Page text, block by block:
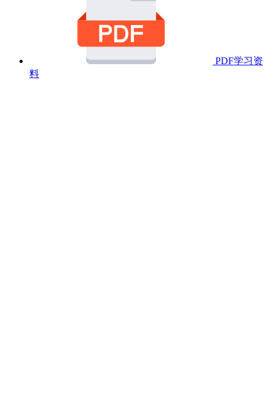
PDF学习资
料